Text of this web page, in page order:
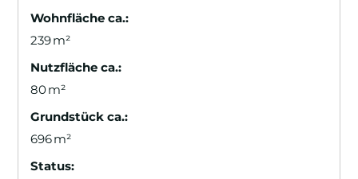
Wohnfläche ca.:
239 m²
Nutzfläche ca.:
80 m²
Grund­stück ca.:
696 m²
Status: